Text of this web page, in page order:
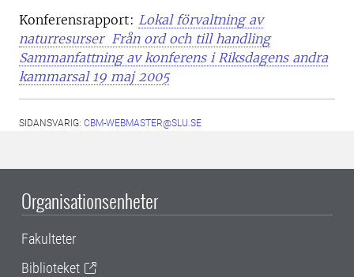
Konferensrapport: Lokal förvaltning av
naturresurser Från ord och till handling
Sammanfattning av konferens i Riksdagens andra
kammarsal 19 maj 2005
SIDANSVARIG: CBM-WEBMASTER@SLU.SE
Organisationsenheter
Fakulteter
Biblioteket